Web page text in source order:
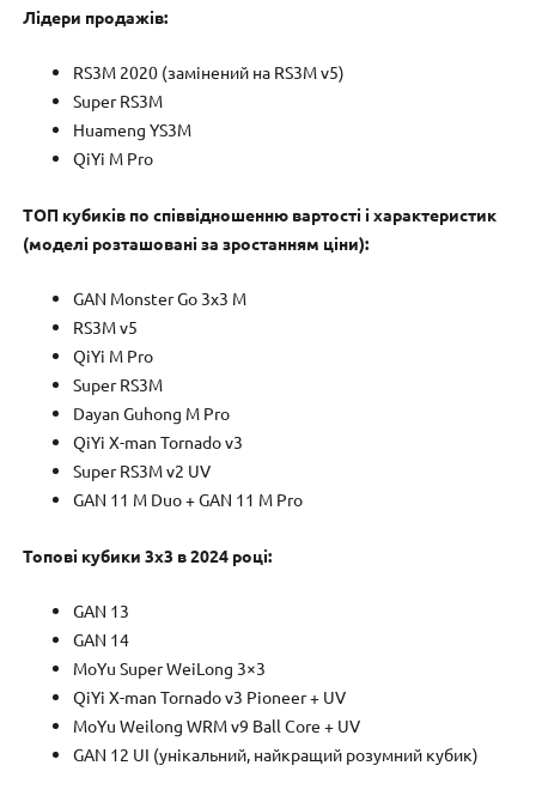
Лідери продажів:
RS3M 2020 (замінений на RS3M v5)
Super RS3M
Huameng YS3M
QiYi M Pro
ТОП кубиків по співвідношенню вартості і характеристик
(моделі розташовані за зростанням ціни):
GAN Monster Go 3х3 M
RS3M v5
QiYi M Pro
Super RS3M
Dayan Guhong M Pro
QiYi X-man Tornado v3
Super RS3M v2 UV
GAN 11 M Duo + GAN 11 M Pro
Топові кубики 3х3 в 2024 році:
GAN 13
GAN 14
MoYu Super WeiLong 3×3
QiYi X-man Tornado v3 Pioneer + UV
MoYu Weilong WRM v9 Ball Core + UV
GAN 12 UI (унікальний, найкращий розумний кубик)